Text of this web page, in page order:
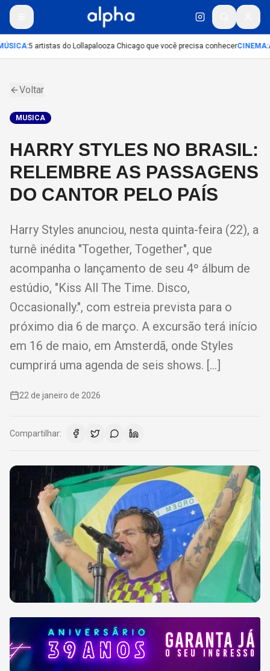
:5 artistas do Lollapalooza Chicago que você precisa conhecerCINEMA:
Voltar
MUSICA
HARRY STYLES NO BRASIL:
RELEMBRE AS PASSAGENS
DO CANTOR PELO PAÍS
Harry Styles anunciou, nesta quinta-feira (22), a
turnê inédita "Together, Together", que
acompanha o lançamento de seu 4º álbum de
estúdio, "Kiss All The Time. Disco,
Occasionally.", com estreia prevista para o
próximo dia 6 de março. A excursão terá início
em 16 de maio, em Amsterdã, onde Styles
cumprirá uma agenda de seis shows. […]
22 de janeiro de 2026
Compartilhar: